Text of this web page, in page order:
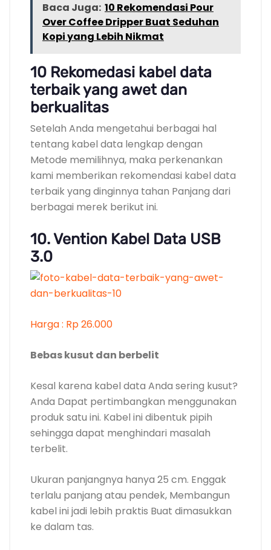
Baca Juga: 10 Rekomendasi Pour
Over Coffee Dripper Buat Seduhan
Kopi yang Lebih Nikmat
10 Rekomedasi kabel data
terbaik yang awet dan
berkualitas
Setelah Anda mengetahui berbagai hal
tentang kabel data lengkap dengan
Metode memilihnya, maka perkenankan
kami memberikan rekomendasi kabel data
terbaik yang dinginnya tahan Panjang dari
berbagai merek berikut ini.
10. Vention Kabel Data USB
3.0
Harga : Rp 26.000
Bebas kusut dan berbelit
Kesal karena kabel data Anda sering kusut?
Anda Dapat pertimbangkan menggunakan
produk satu ini. Kabel ini dibentuk pipih
sehingga dapat menghindari masalah
terbelit.
Ukuran panjangnya hanya 25 cm. Enggak
terlalu panjang atau pendek, Membangun
kabel ini jadi lebih praktis Buat dimasukkan
ke dalam tas.